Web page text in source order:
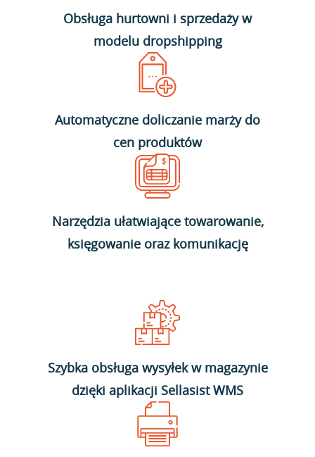
Obsługa hurtowni i sprzedaży w
modelu dropshipping
Automatyczne doliczanie marży do
cen produktów
Narzędzia ułatwiające towarowanie,
księgowanie oraz komunikację
Szybka obsługa wysyłek w magazynie
dzięki aplikacji Sellasist WMS